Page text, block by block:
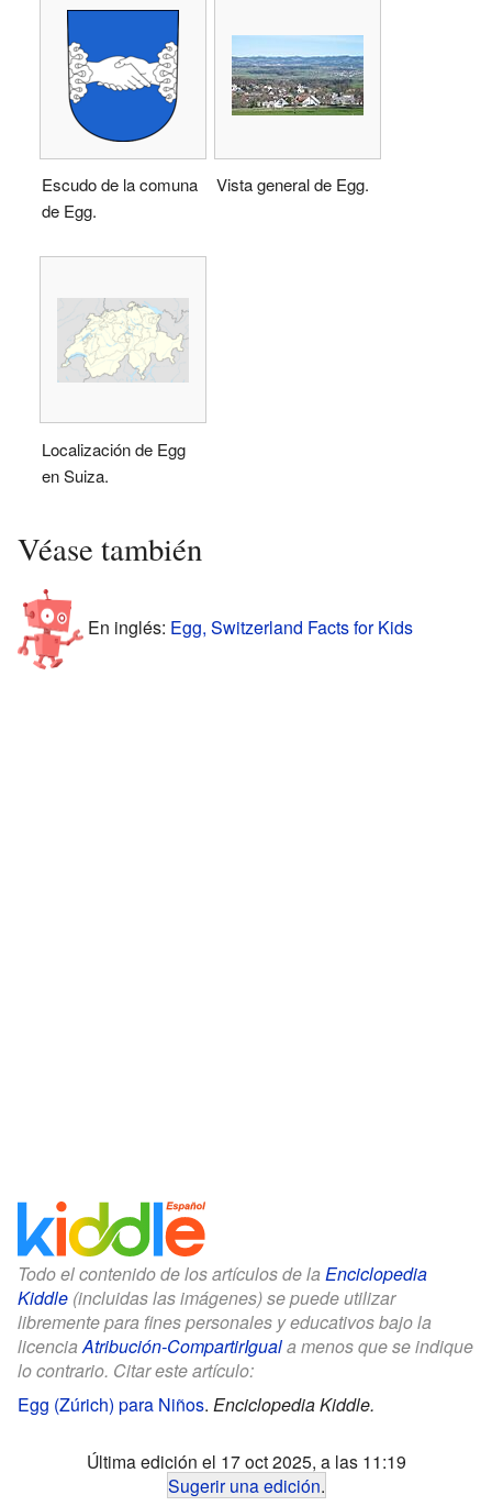
Escudo de la comuna
de Egg.
Vista general de Egg.
Localización de Egg
en Suiza.
Véase también
En inglés: Egg, Switzerland Facts for Kids
Todo el contenido de los artículos de la Enciclopedia
Kiddle (incluidas las imágenes) se puede utilizar
libremente para fines personales y educativos bajo la
licenciaAtribución-CompartirIguala menos que se indique
lo contrario. Citar este artículo:
Egg (Zúrich) para Niños. Enciclopedia Kiddle.
Última edición el 17 oct 2025, a las 11:19
Sugerir una edición.